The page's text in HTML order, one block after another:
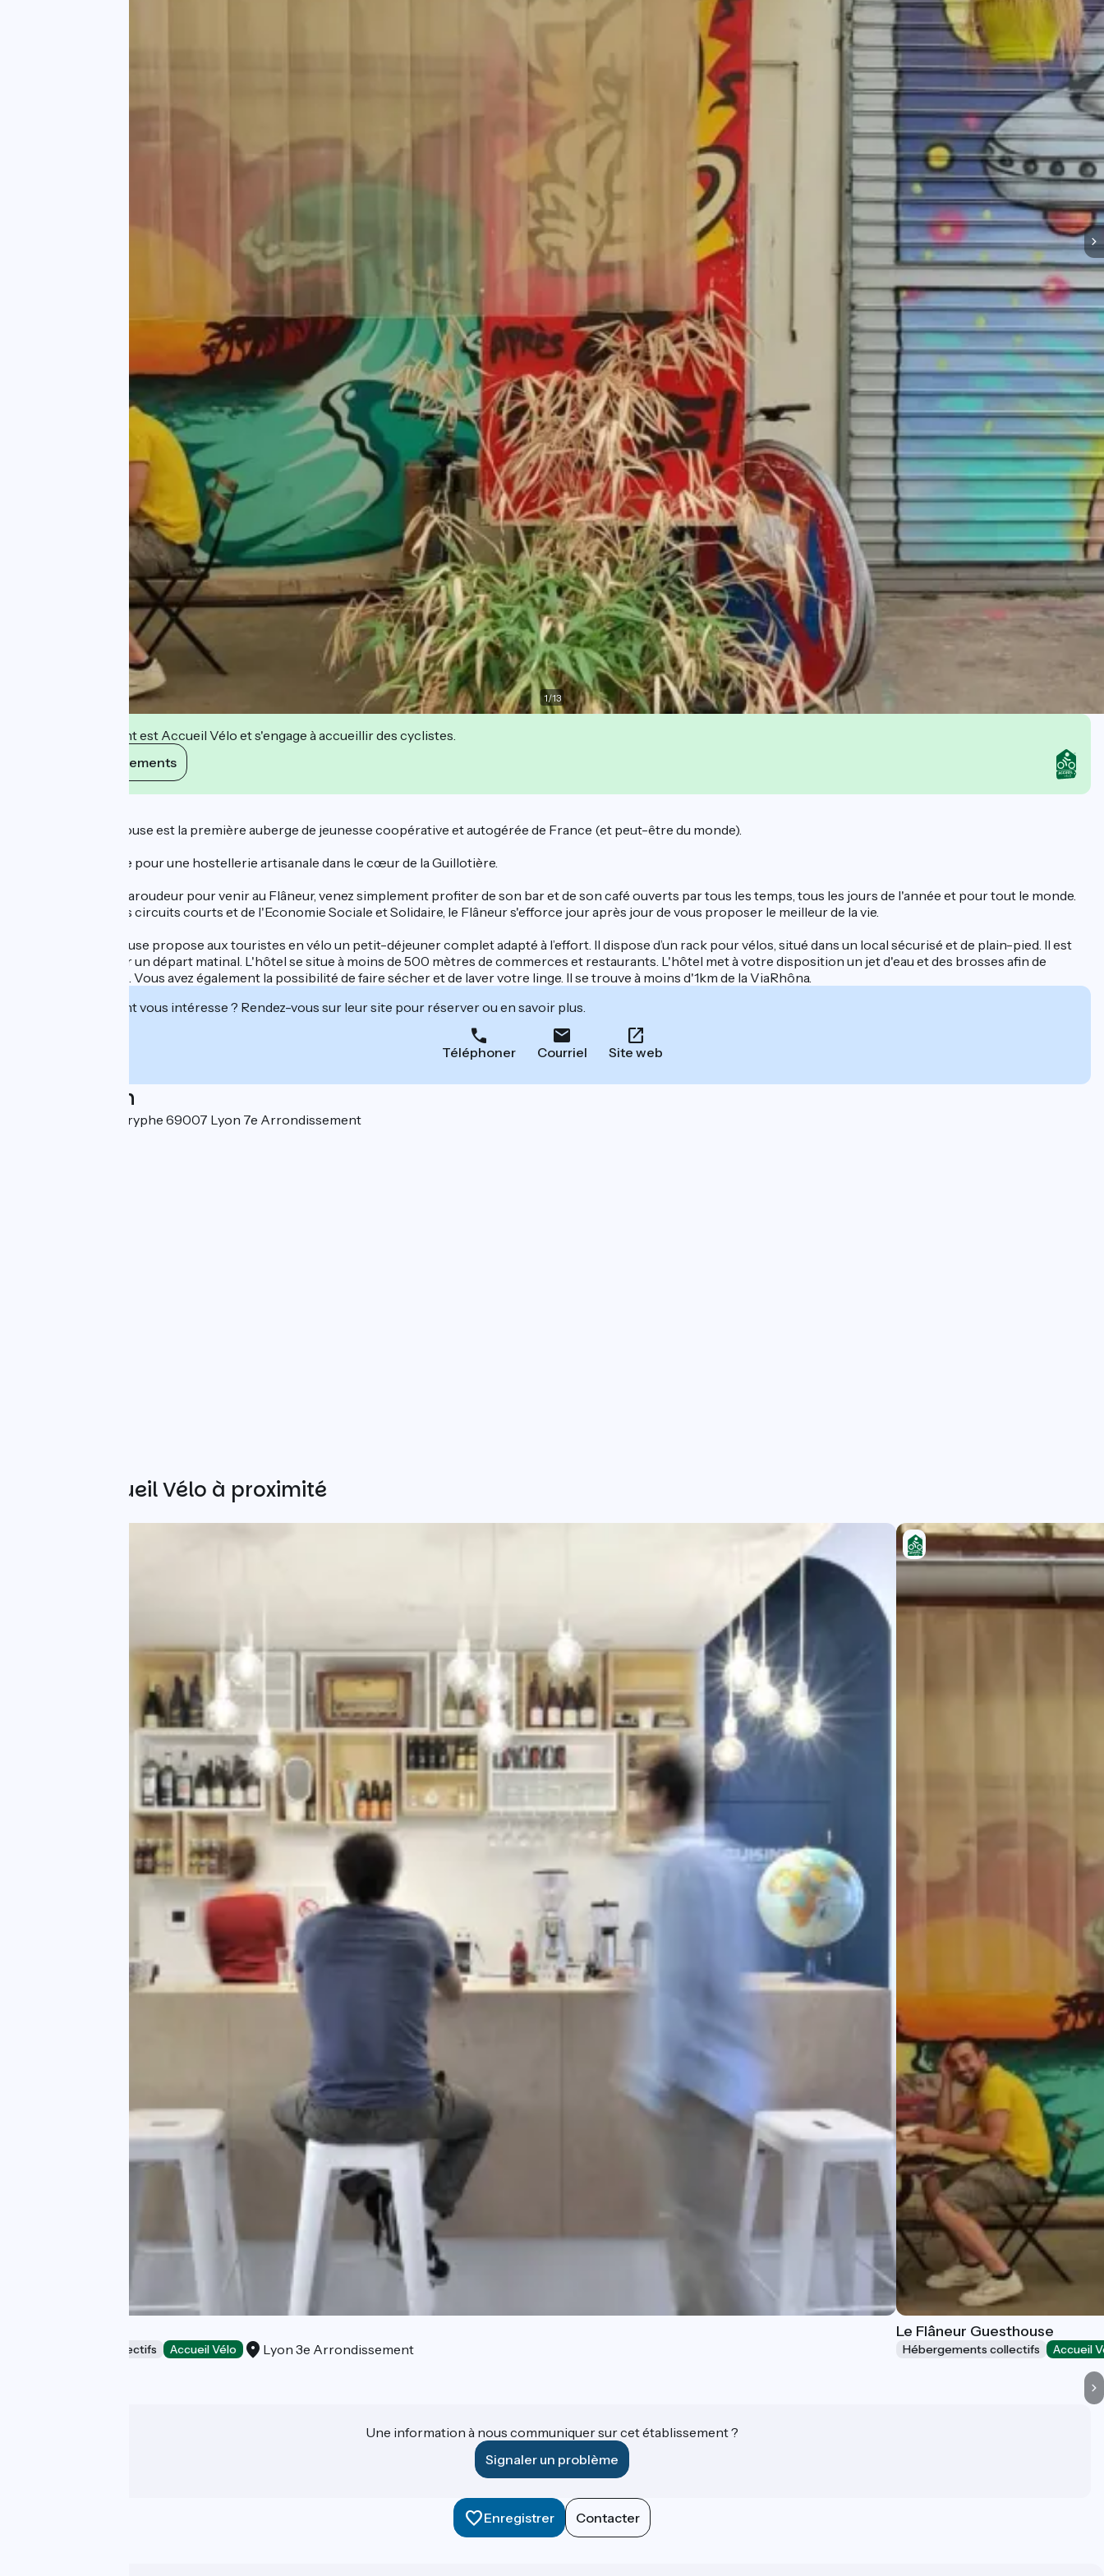
1/13
Cet établissement est Accueil Vélo et s'engage à accueillir des cyclistes.
Voir ses engagements
Le Flâneur Guesthouse est la première auberge de jeunesse coopérative et autogérée de France (et peut-être du monde).
10 ans d'expérience pour une hostellerie artisanale dans le cœur de la Guillotière.
Pas besoin d'être baroudeur pour venir au Flâneur, venez simplement profiter de son bar et de son café ouverts par tous les temps, tous les jours de l'année et pour tout le monde.
Dans le respect des circuits courts et de l'Economie Sociale et Solidaire, le Flâneur s'efforce jour après jour de vous proposer le meilleur de la vie.
Le flâneur Guesthouse propose aux touristes en vélo un petit-déjeuner complet adapté à l’effort. Il dispose d’un rack pour vélos, situé dans un local sécurisé et de plain-pied. Il est
possible d’effectuer un départ matinal. L'hôtel se situe à moins de 500 mètres de commerces et restaurants. L'hôtel met à votre disposition un jet d'eau et des brosses afin de
nettoyer votre vélo. Vous avez également la possibilité de faire sécher et de laver votre linge. Il se trouve à moins d'1km de la ViaRhôna.
Cet établissement vous intéresse ? Rendez-vous sur leur site pour réserver ou en savoir plus.
Téléphoner Courriel Site web
Localisation
56 rue Sébastien Gryphe 69007 Lyon 7e Arrondissement
Autres Accueil Vélo à proximité
Hébergements collectifs Accueil Vélo Lyon 3e Arrondissement
Le Flâneur Guesthouse
Hébergements collectifs Accueil
Une information à nous communiquer sur cet établissement ?
Signaler un problème
Enregistrer Contacter